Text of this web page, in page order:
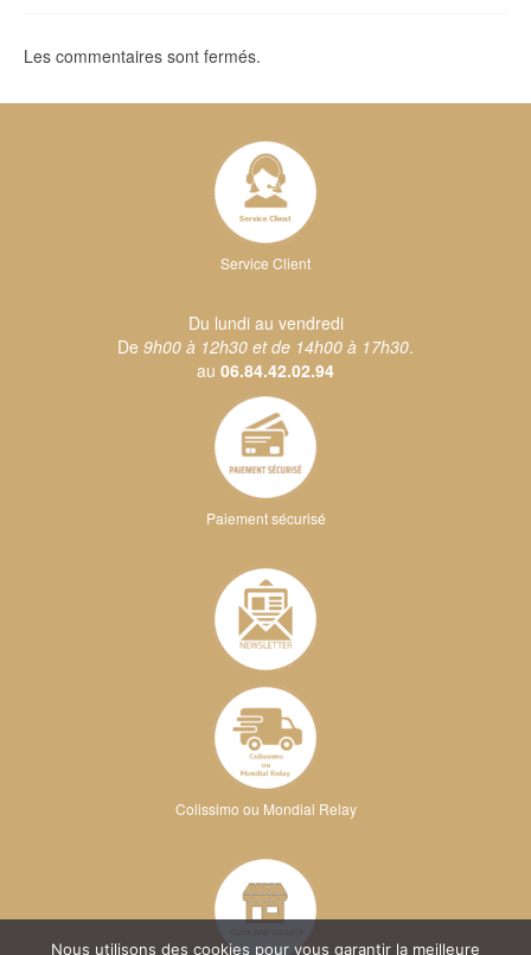
Les commentaires sont fermés.
Service Client
Du lundi au vendredi
De 9h00 à 12h30 et de 14h00 à 17h30.
au 06.84.42.02.94
Paiement sécurisé
Colissimo ou Mondial Relay
Nous utilisons des cookies pour vous garantir la meilleure